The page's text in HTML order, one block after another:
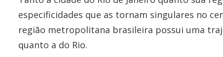
especificidades que as tornam singulares no
região metropolitana brasileira possui uma
quanto a do Rio.